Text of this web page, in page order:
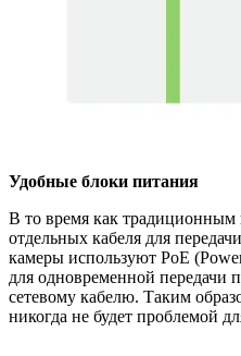
Удобные блоки питания
В то время как традиционным
отдельных кабеля для
камеры используют PoE
для одновременной передачи
сетевому кабелю. Таким
никогда не будет проблемой